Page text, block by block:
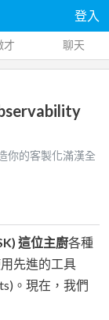
登入
才 聊天
你的客製化滿漢全
這位主廚各種
先進的工具
。現在，我們